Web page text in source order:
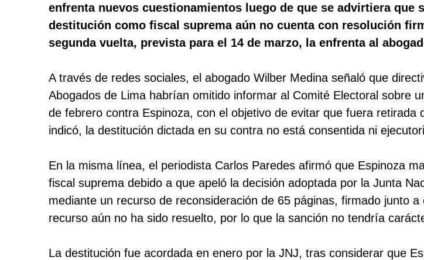
enfrenta nuevos cuestionamientos luego de que se advirtiera que
destitución como fiscal suprema aún no cuenta con resolución
segunda vuelta, prevista para el 14 de marzo, la enfrenta al
A través de redes sociales, el abogado Wilber Medina señaló que
Abogados de Lima habrían omitido informar al Comité Electoral sobre
de febrero contra Espinoza, con el objetivo de evitar que fuera retirada
indicó, la destitución dictada en su contra no está consentida ni
En la misma línea, el periodista Carlos Paredes afirmó que Espinoza
fiscal suprema debido a que apeló la decisión adoptada por laJunta
mediante un recurso de reconsideración de 65 páginas, firmado junto
recurso aún no ha sido resuelto, por lo que la sanción no tendría
La destitución fue acordada en enero por la JNJ, tras considerar que